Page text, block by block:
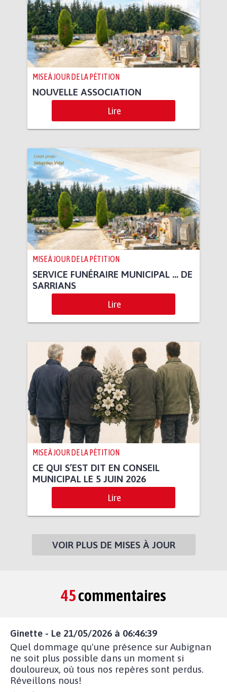
MISE À JOUR DE LA PÉTITION
NOUVELLE ASSOCIATION
Lire
MISE À JOUR DE LA PÉTITION
SERVICE FUNÉRAIRE MUNICIPAL … DE
SARRIANS
Lire
MISE À JOUR DE LA PÉTITION
CE QUI S’EST DIT EN CONSEIL
MUNICIPAL LE 5 JUIN 2026
Lire
VOIR PLUS DE MISES À JOUR
45commentaires
Ginette - Le 21/05/2026 à 06:46:39
Quel dommage qu'une présence sur Aubignan
ne soit plus possible dans un moment si
douloureux, où tous nos repères sont perdus.
Réveillons nous!